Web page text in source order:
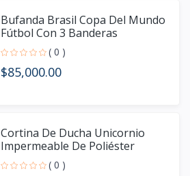
Bufanda Brasil Copa Del Mundo
Fútbol Con 3 Banderas
( 0 )
$85,000.00
Cortina De Ducha Unicornio
Impermeable De Poliéster
Marca Homewish
( 0 )